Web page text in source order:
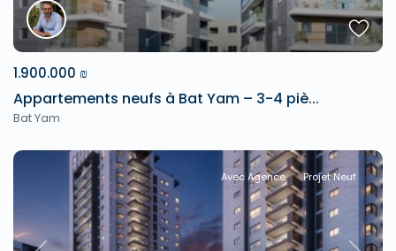
1.900.000 ₪
Appartements neufs à Bat Yam – 3-4 piè...
Bat Yam
Avec Agence Projet Neuf